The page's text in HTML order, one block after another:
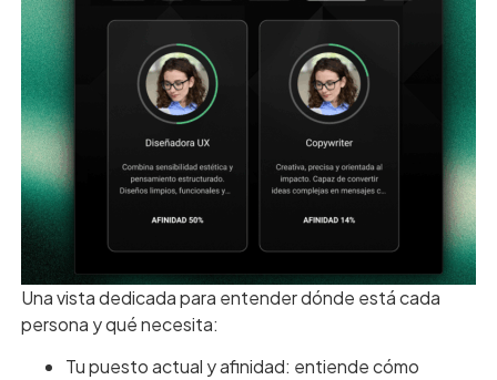
Una vista dedicada para entender dónde está cada
persona y qué necesita:
Tu puesto actual y afinidad: entiende cómo